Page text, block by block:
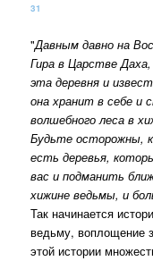
31
"Давным давно на
Гира в Царстве
эта деревня и
она хранит в себе и
волшебного леса в
Будьте осторожны,
есть деревья,
вас и подманить
хижине ведьмы, и
Так начинается
ведьму, воплощение
этой истории